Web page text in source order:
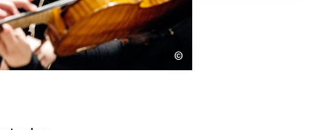
Kontakt ©